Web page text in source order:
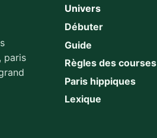
paris
Univers
Débuter
Guide
Règles des courses
Paris hippiques
Lexique